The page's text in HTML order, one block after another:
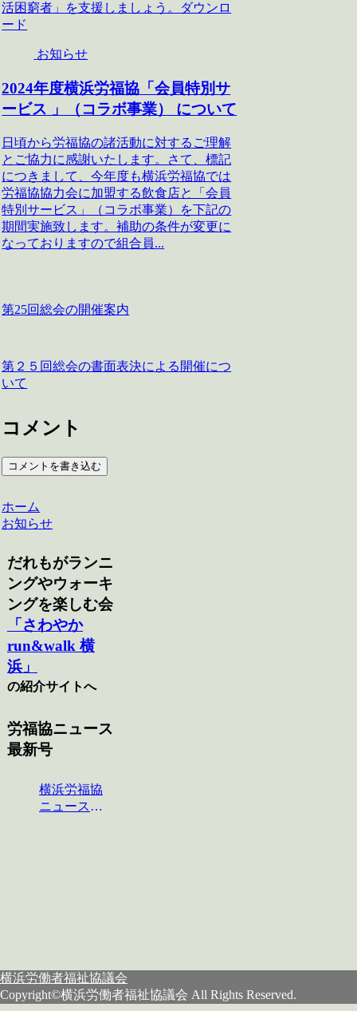
活困窮者」を支援しましょう。ダウンロ
ード
お知らせ
2024年度横浜労福協「会員特別サ
ービス 」（コラボ事業） について
日頃から労福協の諸活動に対するご理解
とご協力に感謝いたします。さて、標記
につきまして、今年度も横浜労福協では
労福協協力会に加盟する飲食店と「会員
特別サービス」（コラボ事業）を下記の
期間実施致します。補助の条件が変更に
なっておりますので組合員...
第25回総会の開催案内
第２５回総会の書面表決による開催につ
いて
コメント
コメントを書き込む
ホーム
お知らせ
だれもがランニ
ングやウォーキ
ングを楽しむ会
「さわやか
run&walk 横
浜」
の紹介サイトへ
労福協ニュース
最新号
横浜労福協
ニュース
横浜労働者福祉協議会
Copyright©横浜労働者福祉協議会 All Rights Reserved.